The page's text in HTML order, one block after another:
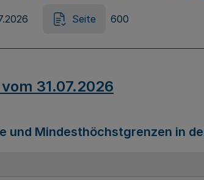
Seite 600
31.07.2026
und Mindesthöchstgrenzen in